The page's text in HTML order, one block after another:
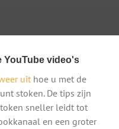
YouTube video's
uithoe u met de
stoken. De tips zijn
sneller leidt tot
en een groter